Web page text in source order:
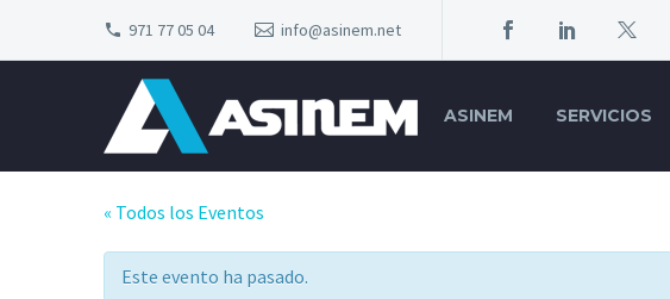
971 77 05 04 info@asinem.net
ASINEM SERVICIOS
« Todos los Eventos
Este evento ha pasado.